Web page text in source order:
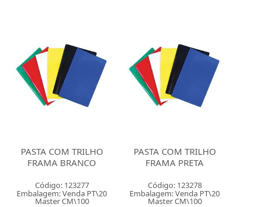
PASTA COM TRILHO
FRAMA BRANCO
Código: 123277
Embalagem: Venda PT\20
Master CM\100
PASTA COM TRILHO
FRAMA PRETA
Código: 123278
Embalagem: Venda PT\20
Master CM\100